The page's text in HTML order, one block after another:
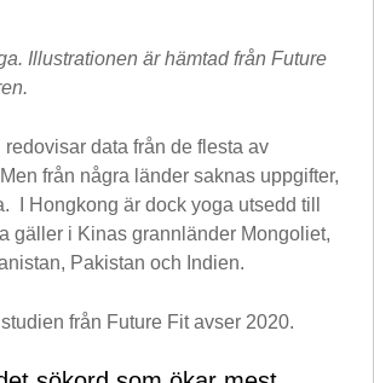
Illustrationen är hämtad från Future
data från de flesta av
från några länder saknas uppgifter,
I Hongkong är dock yoga utsedd till
gäller i Kinas grannländer Mongoliet,
Pakistan och Indien.
från Future Fit avser 2020.